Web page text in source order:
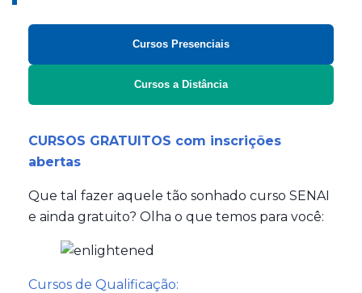
Cursos Presenciais
Cursos a Distância
CURSOS GRATUITOS com inscrições
abertas
Que tal fazer aquele tão sonhado curso SENAI
e ainda gratuito? Olha o que temos para você:
Cursos de Qualificação: